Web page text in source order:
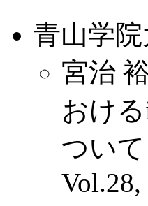
青山学
宮治
おけ
つい